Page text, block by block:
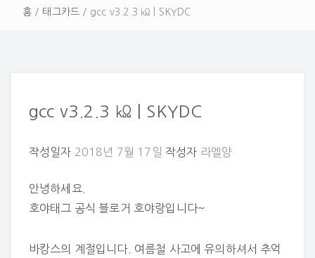
홈 / 태그카드 / gcc v3.2.3 ㏀ | SKYDC
gcc v3.2.3 ㏀ | SKYDC
작성일자 2018년 7월 17일 작성자 라엘양
안녕하세요.
호야태그 공식 블로거 호야랑입니다~
바캉스의 계절입니다. 여름철 사고에 유의하셔서 추억